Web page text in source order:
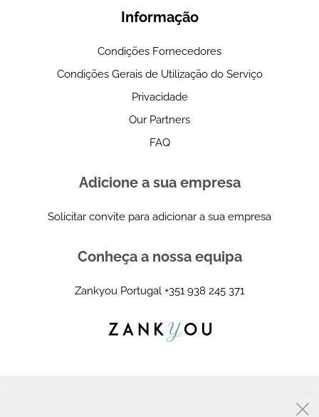
Informação
Condições Fornecedores
Condições Gerais de Utilização do Serviço
Privacidade
Our Partners
FAQ
Adicione a sua empresa
Solicitar convite para adicionar a sua empresa
Conheça a nossa equipa
Zankyou Portugal +351 938 245 371